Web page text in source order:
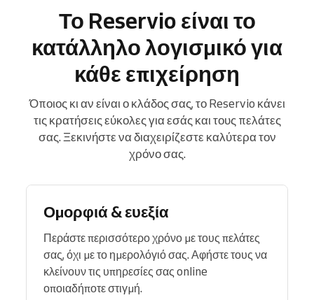
Το Reservio είναι το
κατάλληλο λογισμικό για
κάθε επιχείρηση
Όποιος κι αν είναι ο κλάδος σας, το Reservio κάνει
τις κρατήσεις εύκολες για εσάς και τους πελάτες
σας. Ξεκινήστε να διαχειρίζεστε καλύτερα τον
χρόνο σας.
Ομορφιά & ευεξία
Περάστε περισσότερο χρόνο με τους πελάτες
σας, όχι με το ημερολόγιό σας. Αφήστε τους να
κλείνουν τις υπηρεσίες σας online
οποιαδήποτε στιγμή.